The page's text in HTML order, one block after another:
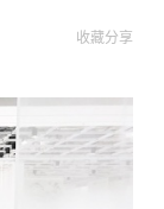
收藏分享